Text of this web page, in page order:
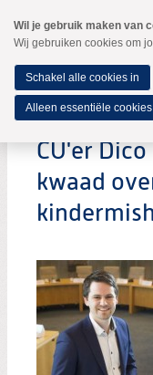
naar
Spring
de
inhoud
Spring
naar
hoofdmenu
CU'er
kwaad
Wil je gebruik maken van
Wij gebruiken cookies om
Schakel alle cookies in
Alleen essentiële cookies